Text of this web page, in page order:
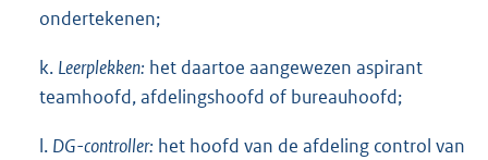
ondertekenen;
k. Leerplekken: het daartoe aangewezen aspirant
teamhoofd, afdelingshoofd of bureauhoofd;
l. DG-controller: het hoofd van de afdeling control van